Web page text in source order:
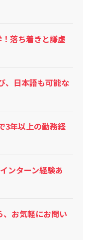
落ち着きと謙虚
、日本語も可能な
3年以上の勤務経
ンターン経験あ
お気軽にお問い